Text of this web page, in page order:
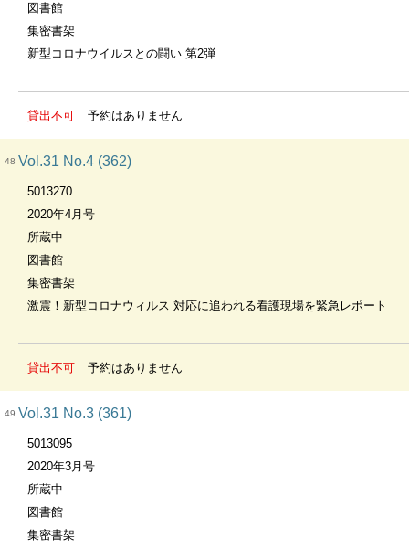
図書館
集密書架
新型コロナウイルスとの闘い 第2弾
貸出不可 予約はありません
48 Vol.31 No.4 (362)
5013270
2020年4月号
所蔵中
図書館
集密書架
激震！新型コロナウィルス 対応に追われる看護現場を緊急レポート
貸出不可 予約はありません
49 Vol.31 No.3 (361)
5013095
2020年3月号
所蔵中
図書館
集密書架